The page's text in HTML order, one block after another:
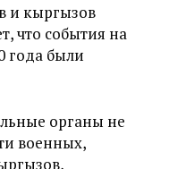
и кыргызов
что события на
года были
органы не
военных,